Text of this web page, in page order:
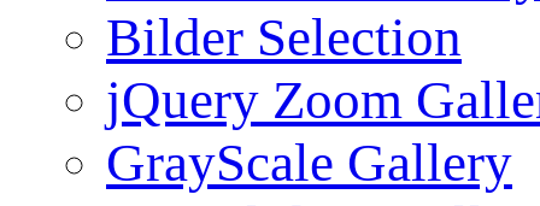
Bilder Selection
jQuery Zoom
GrayScale Gallery